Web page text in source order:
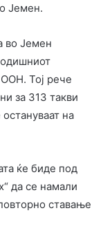
Јемен.
во Јемен
ООН. Тој рече
за 313 такви
на
ќе биде под
да се намали
ставање